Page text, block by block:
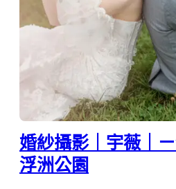
婚紗攝影｜宇薇｜
浮洲公園